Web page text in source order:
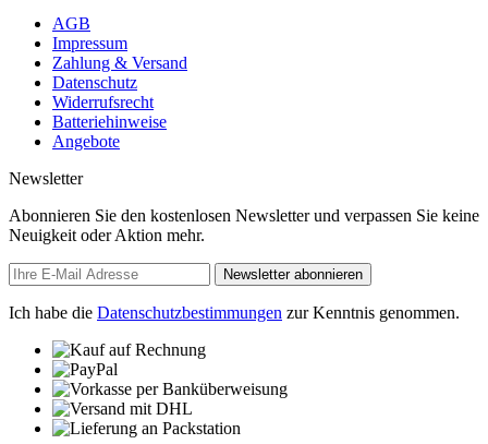
AGB
Impressum
Zahlung & Versand
Datenschutz
Widerrufsrecht
Batteriehinweise
Angebote
Newsletter
Abonnieren Sie den kostenlosen Newsletter und verpassen Sie keine
Neuigkeit oder Aktion mehr.
Newsletter abonnieren
Ich habe die Datenschutzbestimmungen zur Kenntnis genommen.